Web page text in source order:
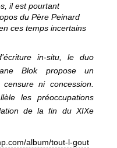
il est pourtant
du Père Peinard
ces temps incertains
in-situ, le duo
Blok propose un
ni concession.
les préoccupations
de la fin du XIXe
album/tout-l-gout